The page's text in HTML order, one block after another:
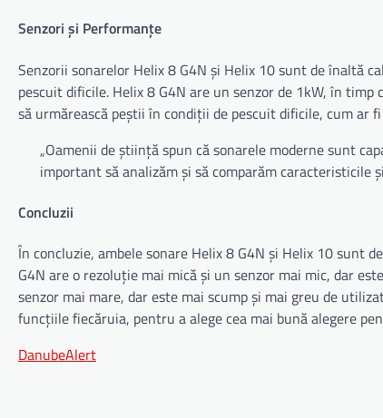
Senzori și Performanțe
Senzorii sonarelor Helix 8 G4N și Helix 10 sunt de înaltă
pescuit dificile. Helix 8 G4N are un senzor de 1kW, în
să urmărească peștii în condiții de pescuit dificile, cum ar
„Oamenii de știință spun că sonarele moderne sunt
important să analizăm și să comparăm caracteristicile
Concluzii
În concluzie, ambele sonare Helix 8 G4N și Helix 10 sunt
G4N are o rezoluție mai mică și un senzor mai mic, dar
senzor mai mare, dar este mai scump și mai greu de
funcțiile fiecăruia, pentru a alege cea mai bună alegere
DanubeAlert